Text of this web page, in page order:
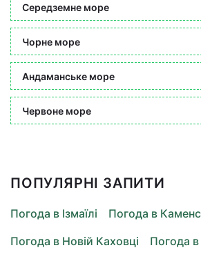
Середземне море
Чорне море
Андаманське море
Червоне море
ПОПУЛЯРНІ ЗАПИТИ
Погода в Ізмаїлі
Погода в
Погода в Новій Каховці
Погода в